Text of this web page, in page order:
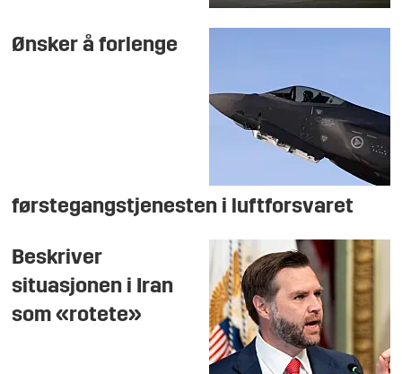
Ønsker å forlenge
førstegangstjenesten i luftforsvaret
Beskriver
situasjonen i Iran
som «rotete»